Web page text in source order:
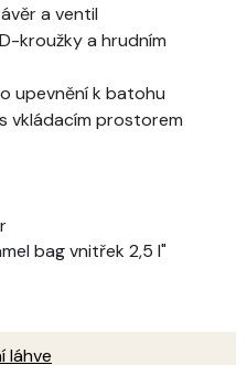
a ventil
kroužky a hrudním
upevnění k batohu
vkládacím prostorem
bag vnitřek 2,5 l"
láhve